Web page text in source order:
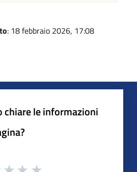
: 18 febbraio 2026, 17:08
chiare le informazioni